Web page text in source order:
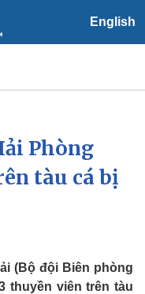
English
báo thời tiết
Phòng
tàu cá bị
(Bộ đội Biên phòng
thuyền viên trên tàu